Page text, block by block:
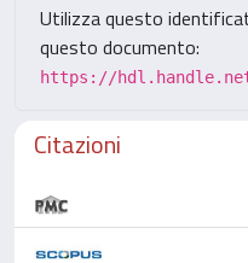
Utilizza questo
questo documento:
https://
Citazioni